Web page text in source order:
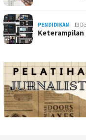
PENDIDIKAN 19
Keterampilan